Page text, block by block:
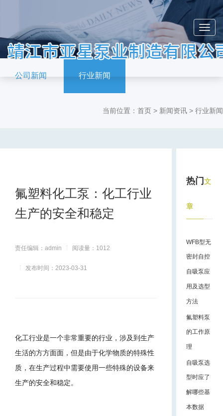
公司新闻 行业新闻
当前位置：首页 > 新闻资讯 > 行业新闻
氟塑料化工泵：化工行业
生产的安全和稳定
责任编辑：admin 阅读量：1012
发布时间：2023-03-31
化工行业是一个非常重要的行业，涉及到生产
生活的方方面面，但是由于化学物质的特殊性
质，在生产过程中需要使用一些特殊的设备来
生产的安全和稳定。
热门文
章
WFB型无
密封自控
自吸泵应
用及选型
方法
氟塑料泵
的工作原
理
自吸泵选
型时应了
解哪些基
本数据